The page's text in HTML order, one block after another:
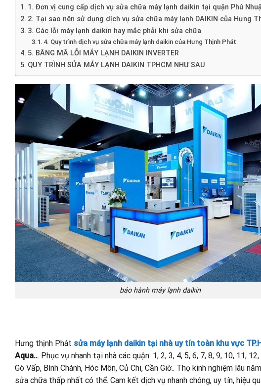
1. Đơn vị cung cấp dịch vụ sửa chữa máy lạnh daikin tại quận Phú
2. Tại sao nên sử dụng dịch vụ sửa chữa máy lạnh DAIKIN của Hưng
3. Các lỗi máy lạnh daikin hay mắc phải khi sửa chữa
4. Quy trình dịch vụ sửa chữa máy lạnh daikin của Hưng Thịnh Phát
5. BÃNG MÃ LỖI MÁY LẠNH DAIKIN INVERTER
QUY TRÌNH SỬA MÁY LẠNH DAIKIN TPHCM NHƯ SAU
bảo hành máy lạnh daikin
Hưng thịnh Phát sửa máy lạnh daikin tại nhà uy tín toàn khu vực
Aqua... Phục vụ nhanh tại nhà các quận: 1, 2, 3, 4, 5, 6, 7, 8, 9, 10, 11,
Gò Vấp, Bình Chánh, Hóc Môn, Củ Chi, Cần Giờ.. Thọ kinh nghiệm lâu
sửa chữa thấp nhất có thể. Cam kết dịch vụ nhanh chóng, uy tín, hiệu